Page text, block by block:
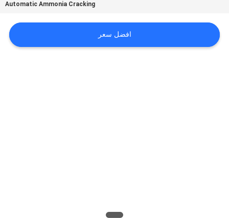
عرض
أسعار
Automatic Ammonia Cracking
افضل سعر